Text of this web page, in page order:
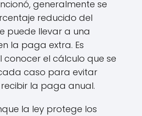
generalmente se
reducido del
puede llevar a una
la paga extra. Es
el cálculo que se
caso para evitar
la paga anual.
la ley protege los